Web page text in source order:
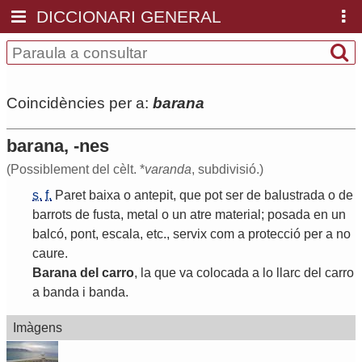
DICCIONARI GENERAL
Coincidències per a: barana
barana, -nes
(Possiblement del cèlt. *varanda, subdivisió.)
s. f. Paret baixa o antepit, que pot ser de balustrada o de
barrots de fusta, metal o un atre material ; posada en un
balcó, pont, escala, etc., servix com a protecció per a no
caure.
Barana del carro, la que va colocada a lo llarc del carro
a banda i banda.
Imàgens